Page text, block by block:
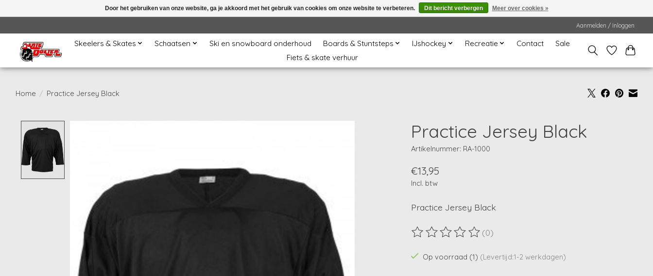
Aanmelden / Inloggen
Skeelers & Skates Schaatsen Ski en snowboard onderhoud Boards & Stuntsteps IJshockey Recreatie Contact
Sale
Fiets & skate verhuur
Home / Practice Jersey Black
Practice Jersey Black
Artikelnummer: RA-1000
€13,95
Incl. btw
Practice Jersey Black
De beoordeling van dit product is
(0)
Op voorraad (1) (Levertijd:1-2 werkdagen)
Door het gebruiken van onze website, ga je akkoord met het gebruik van cookies om onze website te verbeteren. Dit bericht verbergen Meer over cookies »